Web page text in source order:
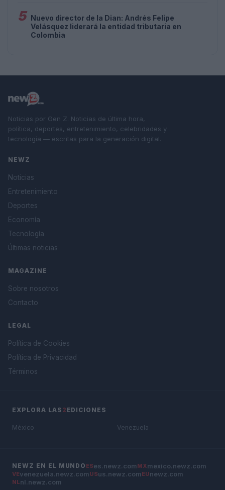
5 Nuevo director de la Dian: Andrés Felipe
Velásquez liderará la entidad tributaria en
Colombia
Noticias por Gen Z. Noticias de última hora,
política, deportes, entretenimiento, celebridades y
tecnología — escritas para la generación digital.
NEWZ
Noticias
Entretenimiento
Deportes
Economía
Tecnología
Últimas noticias
MAGAZINE
Sobre nosotros
Contacto
LEGAL
Política de Cookies
Política de Privacidad
Términos
EXPLORA LAS 2 EDICIONES
México Venezuela
NEWZ EN EL MUNDO ESes.newz.com MXmexico.newz.com
VEvenezuela.newz.com USus.newz.com EUnewz.com
NLnl.newz.com